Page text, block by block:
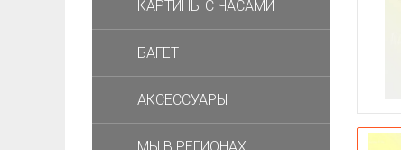
КАРТИНЫ С ЧАСАМИ
БАГЕТ
АКСЕССУАРЫ